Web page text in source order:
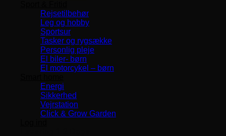
Rejsetilbehør
Leg og hobby
Sportsur
Tasker og rygsække
Personlig pleje
El biler- børn
El motorcykel – børn
Energi
Sikkerhed
Vejrstation
Click & Grow Garden